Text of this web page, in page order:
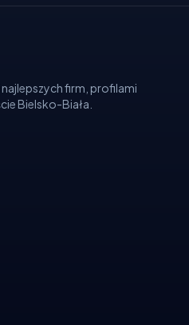
firm, profilami
Bielsko-Biała.